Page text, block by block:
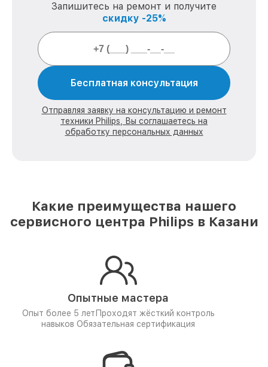
Запишитесь на ремонт и получите
скидку -25%
Бесплатная консультация
Отправляя заявку на консультацию и ремонт
техники Philips, Вы соглашаетесь на
обработку персональных данных
Какие преимущества нашего
сервисного центра Philips в Казани
Опытные мастера
Опыт более 5 лет Проходят жёсткий контроль
навыков Обязательная сертификация